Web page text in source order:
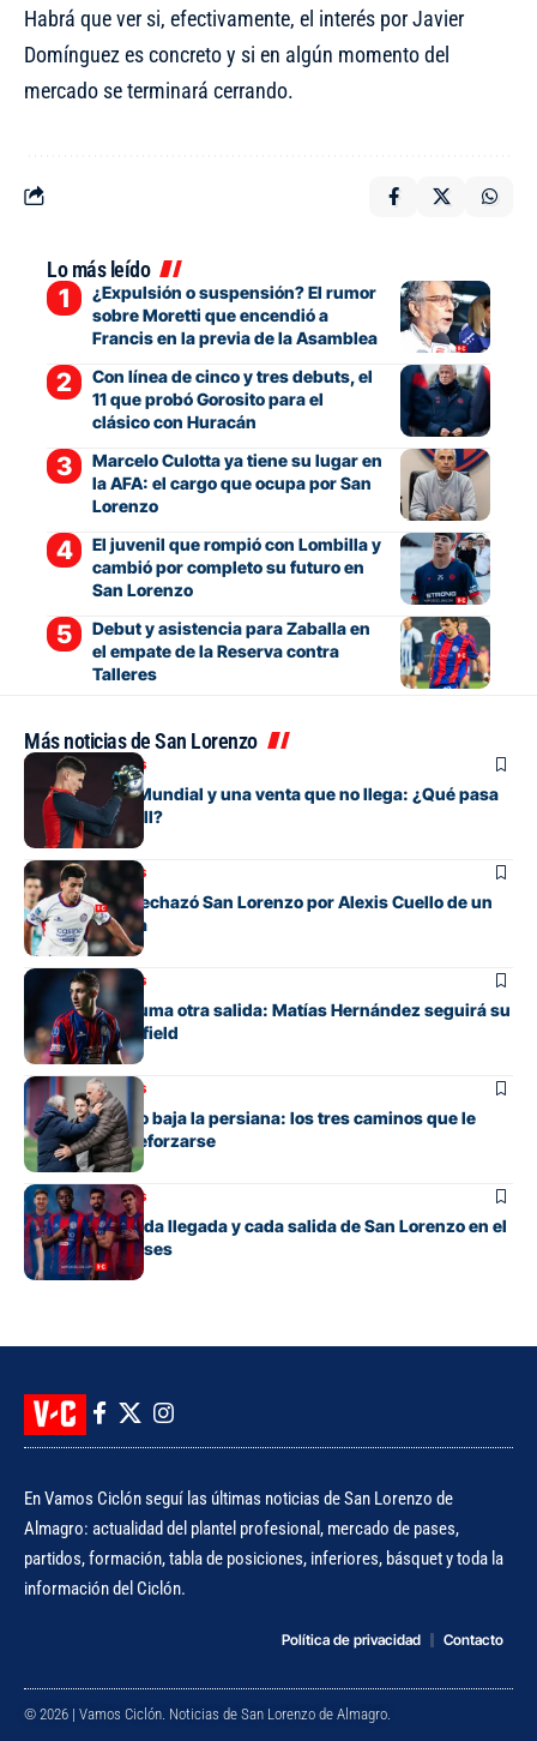
Habrá que ver si, efectivamente, el interés por Javier
Domínguez es concreto y si en algún momento del
mercado se terminará cerrando.
Lo más leído
¿Expulsión o suspensión? El rumor
sobre Moretti que encendió a
Francis en la previa de la Asamblea
Con línea de cinco y tres debuts, el
11 que probó Gorosito para el
clásico con Huracán
Marcelo Culotta ya tiene su lugar en
la AFA: el cargo que ocupa por San
Lorenzo
El juvenil que rompió con Lombilla y
cambió por completo su futuro en
San Lorenzo
Debut y asistencia para Zaballa en
el empate de la Reserva contra
Talleres
Más noticias de San Lorenzo
Mercado de pases
Entre su gran Mundial y una venta que no llega: ¿Qué pasa
con Orlando Gill?
Mercado de pases
La oferta que rechazó San Lorenzo por Alexis Cuello de un
club de España
Mercado de pases
San Lorenzo suma otra salida: Matías Hernández seguirá su
carrera en Banfield
Mercado de pases
San Lorenzo no baja la persiana: los tres caminos que le
quedan para reforzarse
Mercado de pases
El detalle de cada llegada y cada salida de San Lorenzo en el
mercado de pases
En Vamos Ciclón seguí las últimas noticias de San Lorenzo de
Almagro: actualidad del plantel profesional, mercado de pases,
partidos, formación, tabla de posiciones, inferiores, básquet y toda la
información del Ciclón.
Política de privacidad Contacto
© 2026 | Vamos Ciclón. Noticias de San Lorenzo de Almagro.